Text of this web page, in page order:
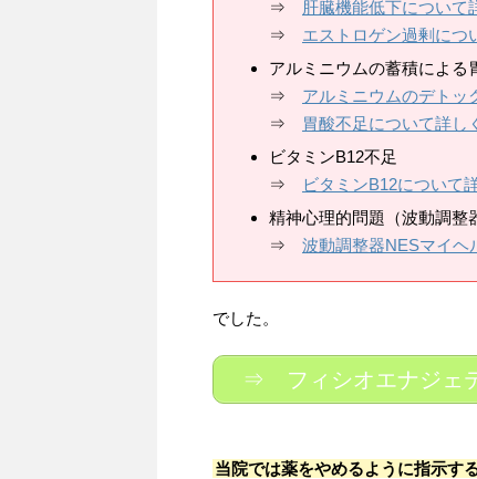
⇒
肝臓機能低下について
⇒ エストロゲン過剰につ
アルミニウムの蓄積による
⇒ アルミニウムのデトッ
⇒
胃酸不足について詳し
ビタミンB12不足
⇒
ビタミンB12について
精神心理的問題（波動調整
⇒ 波動調整器NESマイヘ
でした。
⇒ フィシオエナジェ
当院では薬をやめるように指示す